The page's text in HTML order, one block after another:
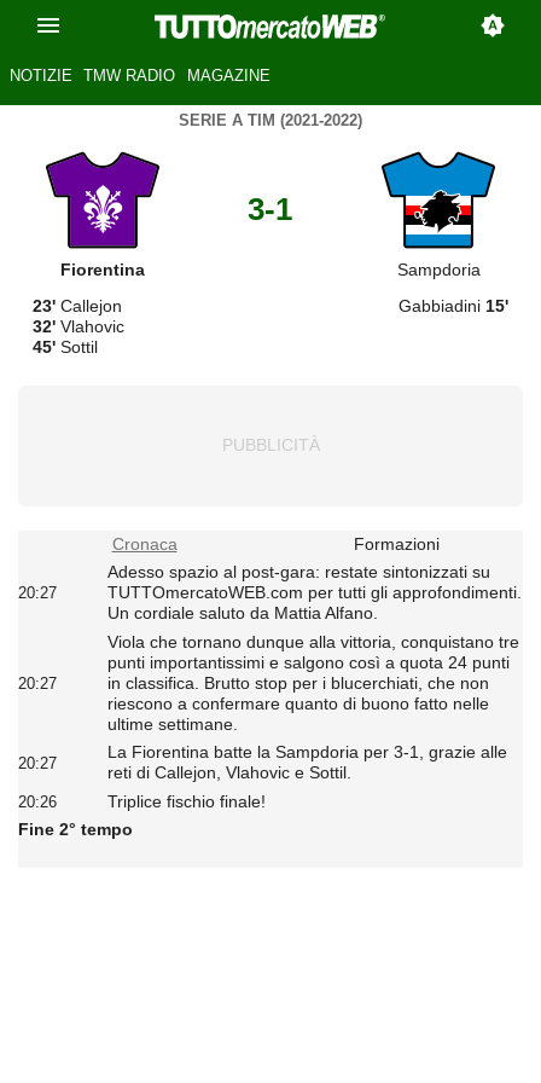
NOTIZIE TMW RADIO MAGAZINE
SERIE A TIM (2021-2022)
Fiorentina
3-1
Sampdoria
23' Callejon
32' Vlahovic
45' Sottil
Gabbiadini 15'
Cronaca Formazioni
20:27
Adesso spazio al post-gara: restate sintonizzati su
TUTTOmercatoWEB.com per tutti gli approfondimenti.
Un cordiale saluto da Mattia Alfano.
20:27
Viola che tornano dunque alla vittoria, conquistano tre
punti importantissimi e salgono così a quota 24 punti
in classifica. Brutto stop per i blucerchiati, che non
riescono a confermare quanto di buono fatto nelle
ultime settimane.
20:27
La Fiorentina batte la Sampdoria per 3-1, grazie alle
reti di Callejon, Vlahovic e Sottil.
20:26
Triplice fischio finale!
Fine 2° tempo